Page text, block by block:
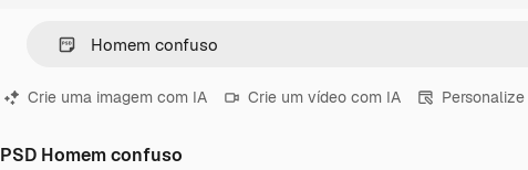
Crie uma imagem com IA Crie um vídeo com IA
PSD Homem confuso